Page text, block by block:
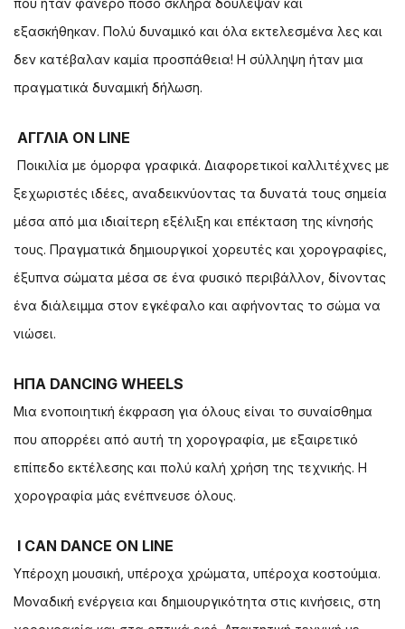
εξασκήθηκαν. Πολύ δυναμικό και όλα εκτελεσμένα λες και
δεν κατέβαλαν καμία προσπάθεια! Η σύλληψη ήταν μια
πραγματικά δυναμική δήλωση.
ΑΓΓΛΙΑ ON LINE
Ποικιλία με όμορφα γραφικά. Διαφορετικοί καλλιτέχνες με
ξεχωριστές ιδέες, αναδεικνύοντας τα δυνατά τους σημεία
μέσα από μια ιδιαίτερη εξέλιξη και επέκταση της κίνησής
τους. Πραγματικά δημιουργικοί χορευτές και χορογραφίες,
έξυπνα σώματα μέσα σε ένα φυσικό περιβάλλον, δίνοντας
ένα διάλειμμα στον εγκέφαλο και αφήνοντας το σώμα να
νιώσει.
ΗΠΑ DANCING WHEELS
Μια ενοποιητική έκφραση για όλους είναι το συναίσθημα
που απορρέει από αυτή τη χορογραφία, με εξαιρετικό
επίπεδο εκτέλεσης και πολύ καλή χρήση της τεχνικής. Η
χορογραφία μάς ενέπνευσε όλους.
I CAN DANCE ON LINE
Υπέροχη μουσική, υπέροχα χρώματα, υπέροχα κοστούμια.
Μοναδική ενέργεια και δημιουργικότητα στις κινήσεις, στη